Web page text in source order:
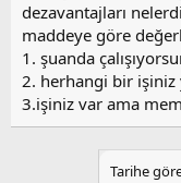
dezavantajları
maddeye göre
1. şuanda
2. herhangi bir işiniz
3.işiniz var ama
Tarihe